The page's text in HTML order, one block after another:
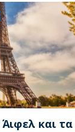
και τα